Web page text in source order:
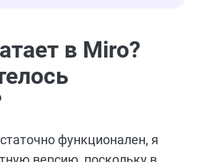
в Miro?
функционален, я